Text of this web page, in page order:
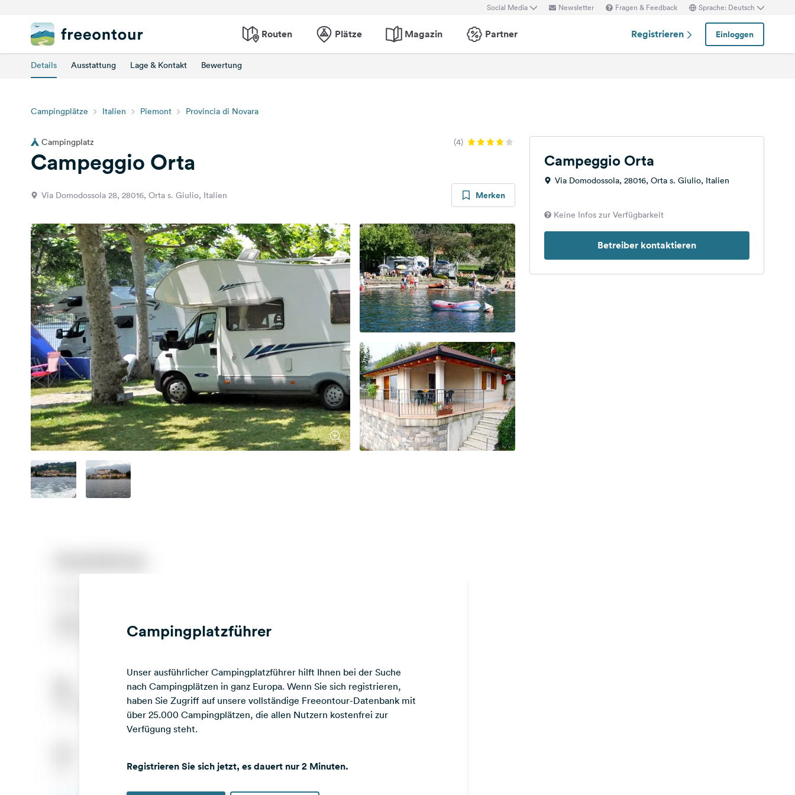
Social Media Newsletter Fragen & Feedback Sprache: Deutsch
Routen Plätze Magazin Partner Registrieren Einloggen
Details Ausstattung Lage & Kontakt Bewertung
Campingplätze Italien Piemont Provincia di Novara
Campingplatz (4)
Campeggio Orta
Via Domodossola 28, 28016, Orta s. Giulio, Italien Merken
Campingplatzführer
Unser ausführlicher Campingplatzführer hilft Ihnen bei der Suche
nach Campingplätzen in ganz Europa. Wenn Sie sich registrieren,
haben Sie Zugriff auf unsere vollständige Freeontour-Datenbank mit
über 25.000 Campingplätzen, die allen Nutzern kostenfrei zur
Verfügung steht.
Registrieren Sie sich jetzt, es dauert nur 2 Minuten.
Campeggio Orta
Via Domodossola, 28016, Orta s. Giulio, Italien
Keine Infos zur Verfügbarkeit
Betreiber kontaktieren